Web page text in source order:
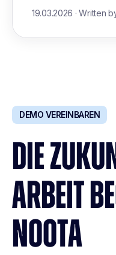
19.03.2026 ·Written
DEMO VEREINBAREN
DIE
ARBEIT
NOOTA